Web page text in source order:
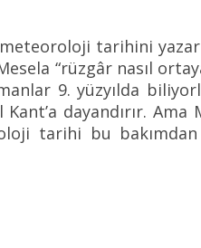
tarihini
“rüzgâr nasıl
9. yüzyılda
dayandırır. Ama
tarihi bu